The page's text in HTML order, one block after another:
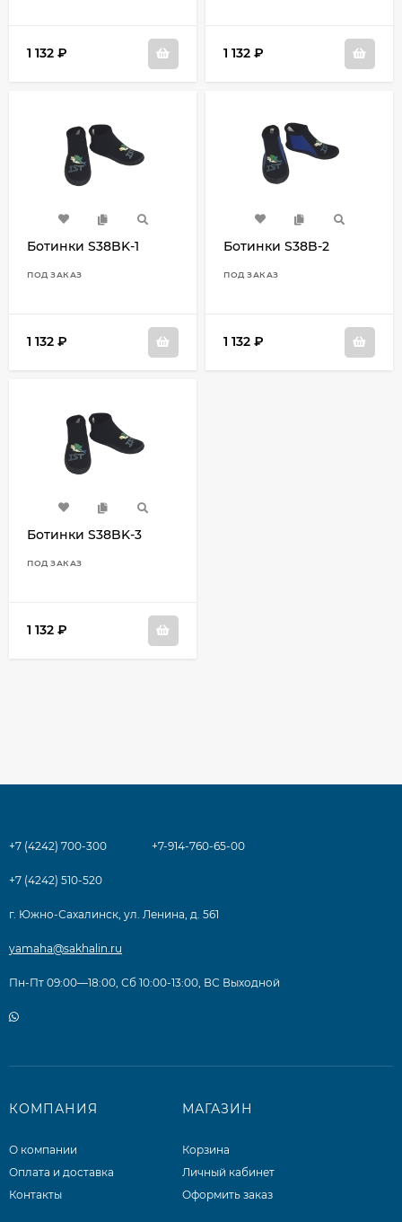
1 132 ₽ 1 132 ₽
Ботинки S38BK-1
ПОД ЗАКАЗ
1 132 ₽
Ботинки S38B-2
ПОД ЗАКАЗ
1 132 ₽
Ботинки S38BK-3
ПОД ЗАКАЗ
1 132 ₽
+7 (4242) 700-300 +7-914-760-65-00
+7 (4242) 510-520
г. Южно-Сахалинск, ул. Ленина, д. 561
yamaha@sakhalin.ru
Пн-Пт 09:00—18:00, Сб 10:00-13:00, ВС Выходной
КОМПАНИЯ
О компании
Оплата и доставка
Контакты
МАГАЗИН
Корзина
Личный кабинет
Оформить заказ